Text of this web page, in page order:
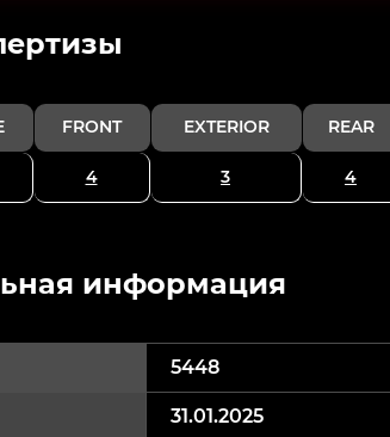
FRONT EXTERIOR REAR
4 3 4
информация
5448
31.01.2025